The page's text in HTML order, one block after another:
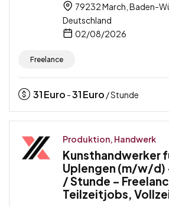
79232 March, Baden-
Deutschland
02/08/2026
Freelance
31Euro -31Euro / Stunde
Produktion, Handwerk
Kunsthandwerker
Uplengen (m/w/d)
/ Stunde –
Teilzeitjobs,